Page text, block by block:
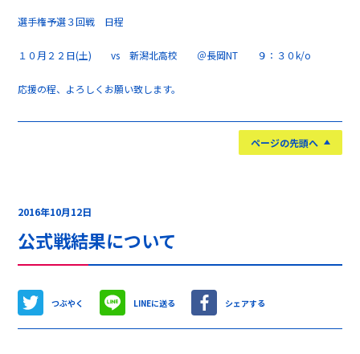
選手権予選３回戦 日程
１０月２２日(土) vs 新潟北高校 ＠長岡NT ９：３０k/o
応援の程、よろしくお願い致します。
ページの先頭へ
2016年10月12日
公式戦結果について
つぶやく LINEに送る シェアする